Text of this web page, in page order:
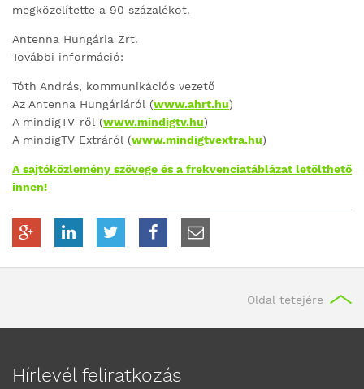
megközelítette a 90 százalékot.
Antenna Hungária Zrt.
További információ:
Tóth András, kommunikációs vezető
Az Antenna Hungáriáról (www.ahrt.hu)
A mindigTV-ről (www.mindigtv.hu)
A mindigTV Extráról (www.mindigtvextra.hu)
A sajtóközlemény szövege és a frekvenciatáblázat letölthető
innen!
Oldal tetejére
Hírlevél feliratkozás